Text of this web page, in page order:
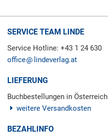
SERVICE TEAM LINDE
Service Hotline: +43 1 24 630
office
lindeverlag.at
LIEFERUNG
Buchbestellungen in Österreich
weitere Versandkosten
BEZAHLINFO